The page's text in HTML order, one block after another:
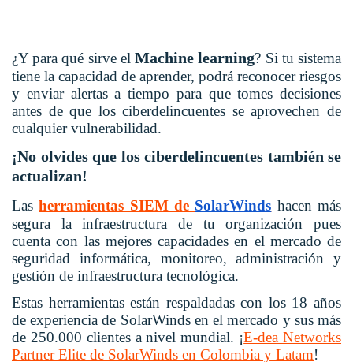
¿Y para qué sirve elMachine learning? Si tu sistema
tiene la capacidad de aprender, podrá reconocer riesgos
y enviar alertas a tiempo para que tomes decisiones
antes de que los ciberdelincuentes se aprovechen de
cualquier vulnerabilidad.
¡No olvides que los ciberdelincuentes también se
actualizan!
Lasherramientas SIEM de SolarWinds hacen más
segura la infraestructura de tu organización pues
cuenta con las mejores capacidades en el mercado de
seguridad informática, monitoreo, administración y
gestión de infraestructura tecnológica.
Estas herramientas están respaldadas con los 18 años
de experiencia de SolarWinds en el mercado y sus más
de 250.000 clientes a nivel mundial. ¡E-dea Networks
Partner Elite de SolarWinds en Colombia y Latam!